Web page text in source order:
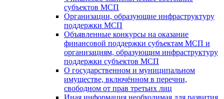
субъектов МСП
Организации, образующие инфраструктуру
поддержки МСП
Объявленные конкурсы на оказание
финансовой поддержки субъектам МСП и
организациям, образующим инфраструктуру
поддержки субъектов МСП
О государственном и муниципальном
имуществе, включённом в перечни,
свободном от прав третьих лиц
Иная информация необходимая для развития